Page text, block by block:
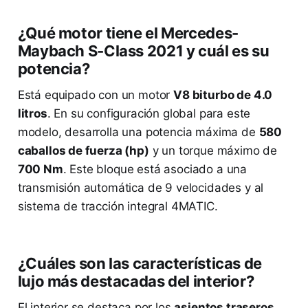
¿Qué motor tiene el Mercedes-
Maybach S-Class 2021 y cuál es su
potencia?
Está equipado con un motorV8 biturbo de 4.0
litros. En su configuración global para este
modelo, desarrolla una potencia máxima de 580
caballos de fuerza (hp) y un torque máximo de
700 Nm. Este bloque está asociado a una
transmisión automática de 9 velocidades y al
sistema de tracción integral 4MATIC.
¿Cuáles son las características de
lujo más destacadas del interior?